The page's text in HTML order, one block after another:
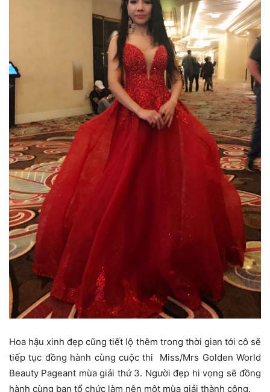
Hoa hậu xinh đẹp cũng tiết lộ thêm trong thời gian tới cô sẽ
tiếp tục đồng hành cùng cuộc thi Miss/Mrs Golden World
Beauty Pageant mùa giải thứ 3. Người đẹp hi vọng sẽ đồng
hành cùng ban tổ chức làm nên một mùa giải thành công.